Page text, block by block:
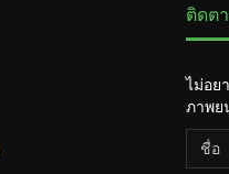
ติดต
ไม่อย
ภาพย